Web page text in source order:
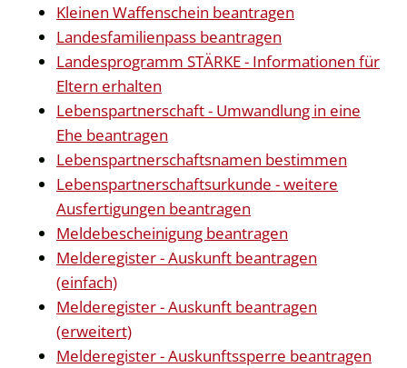
Kleinen Waffenschein beantragen
Landesfamilienpass beantragen
Landesprogramm STÄRKE - Informationen für
Eltern erhalten
Lebenspartnerschaft - Umwandlung in eine
Ehe beantragen
Lebenspartnerschaftsnamen bestimmen
Lebenspartnerschaftsurkunde - weitere
Ausfertigungen beantragen
Meldebescheinigung beantragen
Melderegister - Auskunft beantragen
(einfach)
Melderegister - Auskunft beantragen
(erweitert)
Melderegister - Auskunftssperre beantragen